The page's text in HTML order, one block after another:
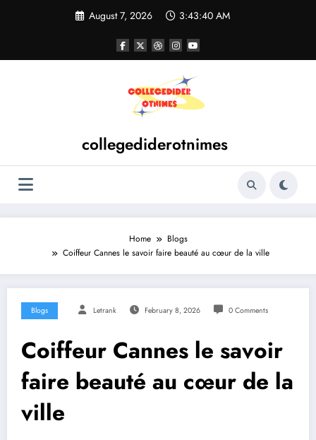
August 7, 2026 3:43:40 AM
collegediderotnimes
Home
Blogs
Coiffeur Cannes le savoir faire beauté au cœur de la ville
Blogs Letrank February 8, 2026 0 Comments
Coiffeur Cannes le savoir
faire beauté au cœur de la
ville